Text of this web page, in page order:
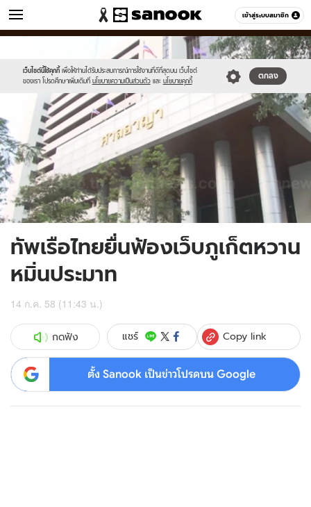
เข้าสู่ระบบสมาชิก
ข่าว หมวดอื่นๆ
เว็บไซต์นี้ใช้คุกกี้ เพื่อให้ท่านได้รับประสบการณ์การใช้งานที่ดีที่สุดบน เว็บไซต์
ของเรา โปรดศึกษาเพิ่มเติมที่ นโยบายความเป็นส่วนตัว และ นโยบายคุกกี้
ตกลง
//s.isanook.com/sr/0/images/logo-
sanook.png
//s.isanook.com/ns/0/ud/365/1829686/631824-
ทัพเรือไทยยื่นฟ้องเว็บภูเก็ตหวาน
หมิ่นประมาท
14 ก.ค. 58 (11:43 น.)
กดฟัง แชร์ Copy link
ตั้ง Sanook เป็นข่าวโปรดบน Google